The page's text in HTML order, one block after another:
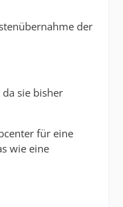
der
sie bisher
für eine
wie eine